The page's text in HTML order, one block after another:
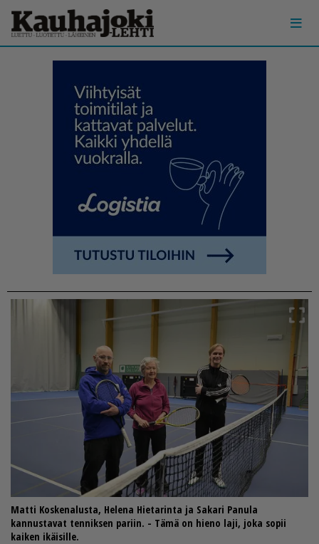
Matti Koskenalusta, Helena Hietarinta ja Sakari Panula
kannustavat tenniksen pariin. - Tämä on hieno laji, joka sopii
kaiken ikäisille.